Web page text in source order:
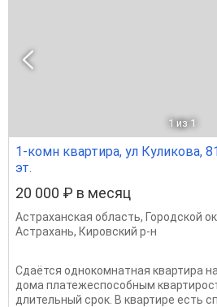
1 из 1
1-комн квартира, ул Куликова,
эт.
20 000 ₽ в месяц
Астраханская область, Городской
Астрахань, Кировский р-н
Сдаётся однокомнатная квартира
дома платежеспособным
длительный срок. В квартире есть